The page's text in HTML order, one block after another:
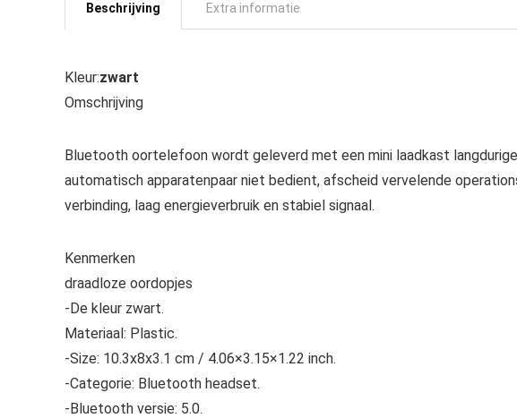
Beschrijving Extra informatie
Kleur:zwart
Omschrijving
Bluetooth oortelefoon wordt geleverd met een mini laadkast
automatisch apparatenpaar niet bedient, afscheid vervelende
verbinding, laag energieverbruik en stabiel signaal.
Kenmerken
draadloze oordopjes
-De kleur zwart.
Materiaal: Plastic.
-Size: 10.3x8x3.1 cm / 4.06×3.15×1.22 inch.
-Categorie: Bluetooth headset.
-Bluetooth versie: 5.0.